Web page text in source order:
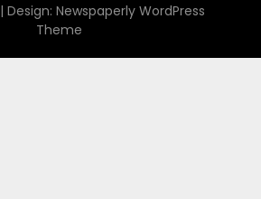
| Design: Newspaperly WordPress
Theme